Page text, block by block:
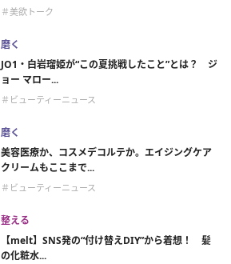
＃美欲トーク
磨く
JO1・白岩瑠姫が“この夏挑戦したこと”とは？ ジ
ョー マロー...
＃ビューティーニュース
磨く
美容医療か、コスメデコルテか。エイジングケア
クリームもここまで...
＃ビューティーニュース
整える
【melt】SNS発の“付け替えDIY”から着想！ 髪
の化粧水...